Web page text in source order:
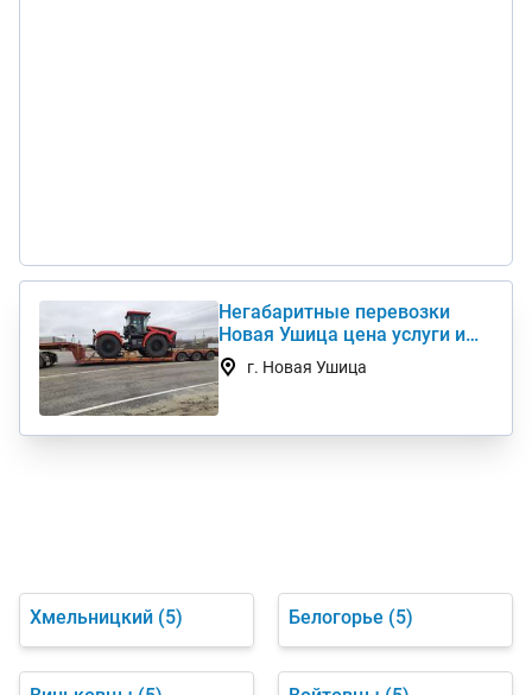
Негабаритные перевозки
Новая Ушица цена услуги и
стоимость 1 км недорого
г. Новая Ушица
Хмельницкий (5) Белогорье (5)